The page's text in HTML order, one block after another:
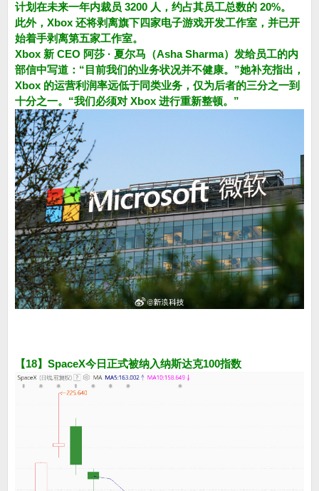
计划在未来一年内裁员 3200 人，约占其员工总数的 20%。
此外，Xbox 还将剥离旗下四家电子游戏开发工作室，并已开
始着手剥离第五家工作室。
Xbox 新 CEO 阿莎 · 夏尔马（Asha Sharma）发给员工的内
部信中写道：“目前我们的业务状况并不健康。”她补充指出，
Xbox 的运营利润率远低于同类业务，仅为后者的三分之一到
十分之一。“我们必须对 Xbox 进行重新整顿。”
【18】SpaceX今日正式被纳入纳斯达克100指数